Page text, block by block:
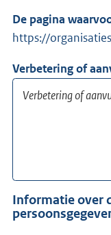
De pagina
https://
Verbetering of
Informatie over